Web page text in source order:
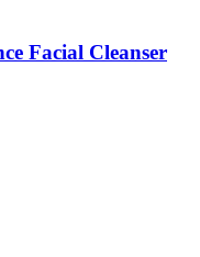
Facial Cleanser